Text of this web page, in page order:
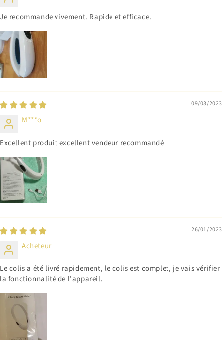
Je recommande vivement. Rapide et efficace.
09/03/2023
M***o
Excellent produit excellent vendeur recommandé
26/01/2023
Acheteur
Le colis a été livré rapidement, le colis est complet, je vais vérifier
la fonctionnalité de l'appareil.